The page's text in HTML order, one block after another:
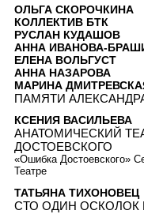
ОЛЬГА СКОРОЧКИНА
КОЛЛЕКТИВ БТК
РУСЛАН КУДАШОВ
АННА ИВАНОВА-
ЕЛЕНА ВОЛЬГУСТ
АННА НАЗАРОВА
МАРИНА
ПАМЯТИ
КСЕНИЯ ВАСИЛЬЕВА
АНАТОМИЧЕСКИЙ
ДОСТОЕВСКОГО
«Ошибка Достоевского»
Театре
ТАТЬЯНА ТИХОНОВЕЦ
СТО ОДИН ОСКОЛОК